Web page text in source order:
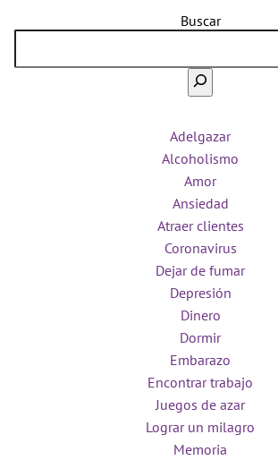
Buscar
Adelgazar
Alcoholismo
Amor
Ansiedad
Atraer clientes
Coronavirus
Dejar de fumar
Depresión
Dinero
Dormir
Embarazo
Encontrar trabajo
Juegos de azar
Lograr un milagro
Memoria